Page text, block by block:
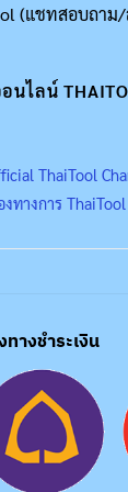
(แชทสอบถาม
นไลน์
ThaiTool
ทางการ
ทางชำระเงิน